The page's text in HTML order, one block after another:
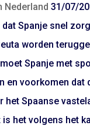
Nederland 31/07/
dat Spanje snel
worden
Spanje met
en voorkomen dat
het Spaanse
is het volgens het